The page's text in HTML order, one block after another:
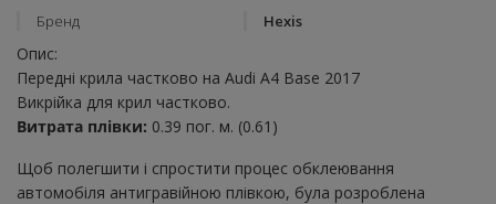
Бренд
Hexis
Опис:
Передні крила частково на Audi A4 Base 2017
Викрійка для крил частково.
Витрата плівки: 0.39 пог. м. (0.61)
Щоб полегшити і спростити процес обклеювання
автомобіля антигравійною плівкою, була розроблена